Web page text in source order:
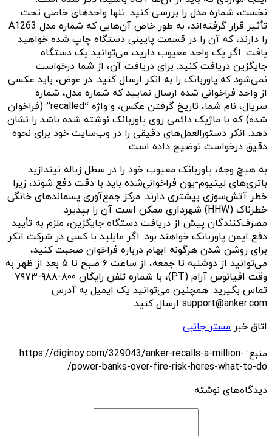
نخست، شماره مدل را بررسی کنید. تنها واحدهای خاصی تحت
تأثیر قرار گرفته‌اند، به طور خاص آن‌هایی که شماره مدل A1263
را دارند، که آن را در قسمت پایینی دستگاه چاپ شده خواهید
یافت. اگر یک واحد معیوب دارید، می‌توانید یک دستگاه
جایگزین دریافت کنید. برای دریافت آن، از شما درخواست
نمی‌شود که پاوربانک را به انکر ارسال کنید. در عوض، باید عکسی
از واحد فراخوانی شده ارسال نمایید که شماره مدل، شماره
سریال، نام شما، تاریخ گرفتن عکس، و واژه “recalled” (فراخوان
شده) که با ماژیک دائمی روی پاوربانک نوشته شده باشد را نشان
دهد. انکر دستورالعمل‌های دقیقی را در وب‌سایت خود برای نحوه
دقیق درخواست توضیح داده است.
به هیچ وجه، پاوربانک معیوب خود را در سطل زباله نیندازید.
باتری‌های لیتیوم-یون فراخوانی‌شده باید با دقت دفع شوند، زیرا
خطر آتش‌سوزی بیشتری دارند. مرکز جمع‌آوری پسماندهای خانگی
خطرناک (HHW) شهرداری ممکن است آن را بپذیرد.
مصرف‌کنندگان پیش از دریافت دستگاه جایگزین، ملزم به تأیید
دفع ایمن پاوربانک خواهند بود. اگر مایلید با کسی در شرکت انکر
برای روشن شدن هرگونه ابهام درباره فراخوان صحبت کنید،
می‌توانید از دوشنبه تا جمعه، از ساعت ۶ صبح تا ۵ بعد از ظهر به
وقت اقیانوس آرام (PT)، با شماره تلفن رایگان ۸۰۰-۹۸۸-۷۹۷۳
تماس بگیرید. همچنین می‌توانید یک ایمیل به آدرس
support@anker.com ارسال کنید.
اتاق خبر مستر جانبی
منبع: https://diginoy.com/329043/anker-recalls-a-million-
power-banks-over-fire-risk-heres-what-to-do/
دیدگاه‌های نوشته